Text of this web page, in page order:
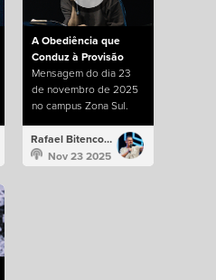
A Obediência que
Conduz à Provisão
Mensagem do dia 23
de novembro de 2025
no campus Zona Sul.
Rafael Bitencourt
Nov 23 2025